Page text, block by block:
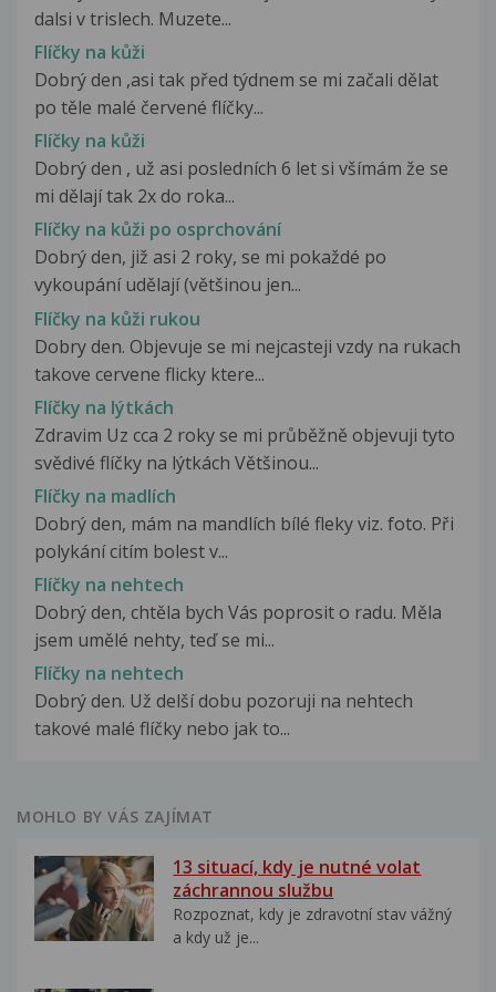
dalsi v trislech. Muzete...
Flíčky na kůži
Dobrý den ,asi tak před týdnem se mi začali dělat
po těle malé červené flíčky...
Flíčky na kůži
Dobrý den , už asi posledních 6 let si všímám že se
mi dělají tak 2x do roka...
Flíčky na kůži po osprchování
Dobrý den, již asi 2 roky, se mi pokaždé po
vykoupání udělají (většinou jen...
Flíčky na kůži rukou
Dobry den. Objevuje se mi nejcasteji vzdy na rukach
takove cervene flicky ktere...
Flíčky na lýtkách
Zdravim Uz cca 2 roky se mi průběžně objevuji tyto
svědivé flíčky na lýtkách Většinou...
Flíčky na madlích
Dobrý den, mám na mandlích bílé fleky viz. foto. Při
polykání citím bolest v...
Flíčky na nehtech
Dobrý den, chtěla bych Vás poprosit o radu. Měla
jsem umělé nehty, teď se mi...
Flíčky na nehtech
Dobrý den. Už delší dobu pozoruji na nehtech
takové malé flíčky nebo jak to...
MOHLO BY VÁS ZAJÍMAT
13 situací, kdy je nutné volat
záchrannou službu
Rozpoznat, kdy je zdravotní stav vážný
a kdy už je...